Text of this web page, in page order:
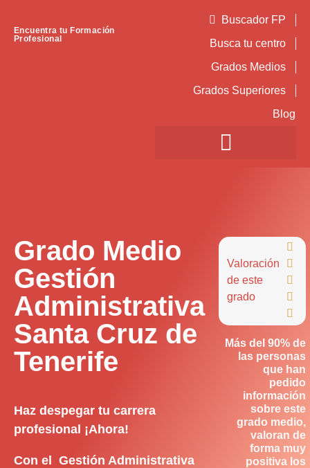
Encuentra tu Formación
Profesional
Buscador FP
Busca tu centro
Grados Medios
Grados Superiores
Blog
Grado Medio
Gestión
Administrativa
Santa Cruz de
Tenerife
Haz despegar tu carrera
profesional ¡Ahora!
Con el Gestión Administrativa
Valoración
de este
grado





Más del 90% de
las personas
que han
pedido
información
sobre este
grado medio,
valoran de
forma muy
positiva los